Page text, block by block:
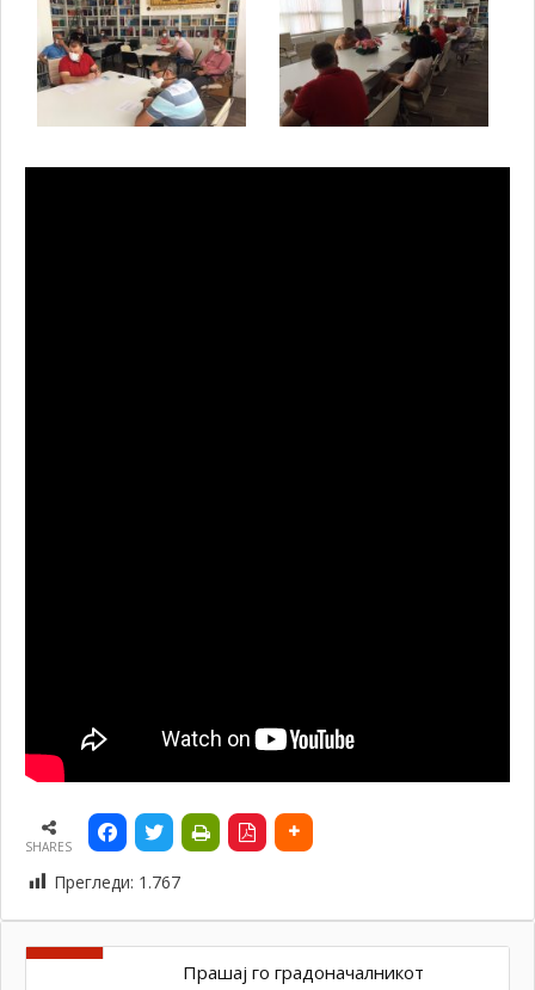
SHARES
Прегледи: 1.767
Прашај го градоначалникот